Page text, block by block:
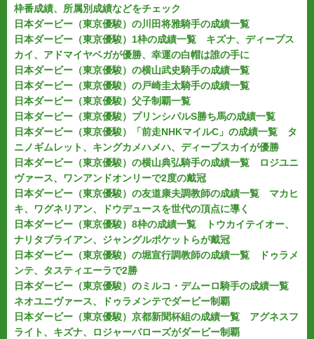
枠番成績、所属別成績などをチェック
日本ダービー（東京優駿）の川田将雅騎手の成績一覧
日本ダービー（東京優駿）1枠の成績一覧 キズナ、ディープス
カイ、アドマイヤベガが優勝、幸運の白帽は誰の手に
日本ダービー（東京優駿）の横山武史騎手の成績一覧
日本ダービー（東京優駿）の戸崎圭太騎手の成績一覧
日本ダービー（東京優駿）父子制覇一覧
日本ダービー（東京優駿）プリンシパルS勝ち馬の成績一覧
日本ダービー（東京優駿）「前走NHKマイルC」の成績一覧 タ
ニノギムレット、キングカメハメハ、ディープスカイが優勝
日本ダービー（東京優駿）の横山典弘騎手の成績一覧 ロジユニ
ヴァース、ワンアンドオンリーで2度の戴冠
日本ダービー（東京優駿）の友道康夫調教師の成績一覧 マカヒ
キ、ワグネリアン、ドウデュースを世代の頂点に導く
日本ダービー（東京優駿）8枠の成績一覧 トウカイテイオー、
ナリタブライアン、ジャングルポケットらが戴冠
日本ダービー（東京優駿）の堀宣行調教師の成績一覧 ドゥラメ
ンテ、タスティエーラで2勝
日本ダービー（東京優駿）のミルコ・デムーロ騎手の成績一覧
ネオユニヴァース、ドゥラメンテでダービー制覇
日本ダービー（東京優駿）京都新聞杯組の成績一覧 アグネスフ
ライト、キズナ、ロジャーバローズがダービー制覇